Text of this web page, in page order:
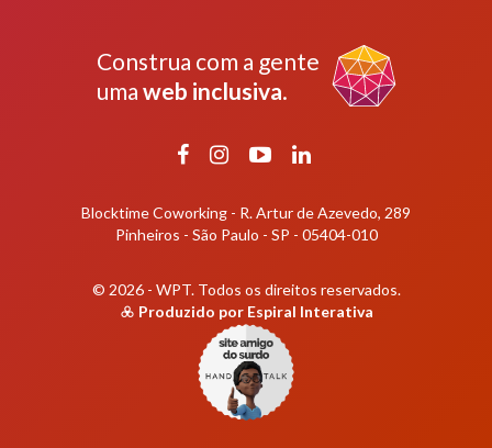
Construa com a gente
uma web inclusiva.
Facebook
Instagram
YouTubeLinkedIn
Blocktime Coworking - R. Artur de Azevedo, 289
Pinheiros - São Paulo - SP - 05404-010
© 2026 - WPT. Todos os direitos reservados.
Produzido por Espiral Interativa